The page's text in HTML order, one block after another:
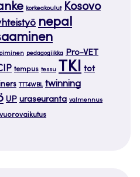
korkeakoulut Kosovo
nepal
pedagogiikka Pro-VET
tempus tessu TKI tot
TTT4WBL twinning
UP uraseuranta valmennus
vuorovaikutus